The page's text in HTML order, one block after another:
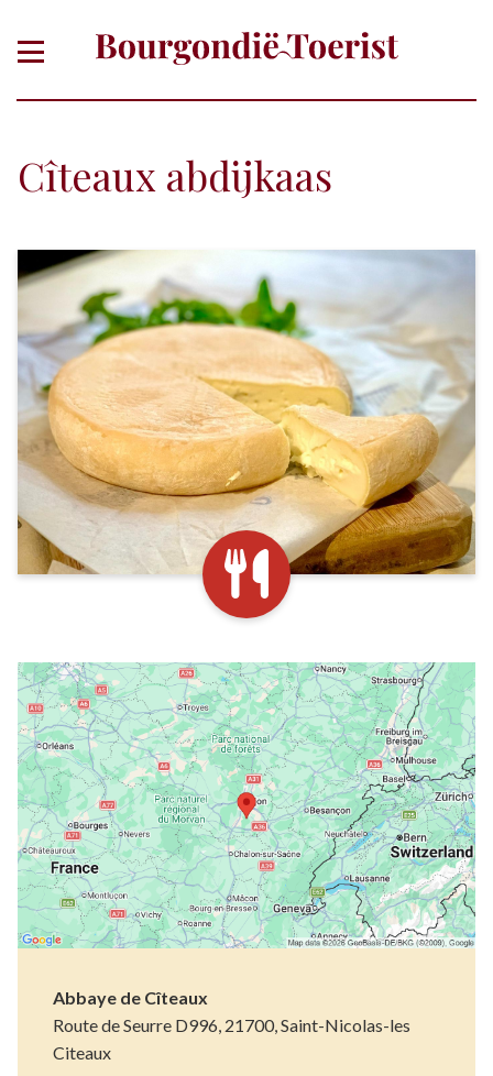
Cîteaux abdijkaas
Abbaye de Cîteaux
Route de Seurre D996, 21700, Saint-Nicolas-les
Citeaux